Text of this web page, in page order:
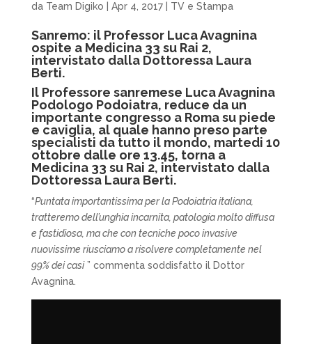
da Team Digiko Apr 4, 2017| TV e Stampa
Sanremo: il Professor Luca Avagnina
ospite a Medicina 33 su Rai 2,
intervistato dalla Dottoressa Laura
Berti.
Il Professore sanremese Luca Avagnina
Podologo Podoiatra, reduce da un
importante congresso a Roma su piede
e caviglia, al quale hanno preso parte
specialisti da tutto il mondo, martedi 10
ottobre dalle ore 13.45, torna a
Medicina 33 su Rai 2, intervistato dalla
Dottoressa Laura Berti.
“Puntata importantissima per la Podoiatria italiana,
tratteremo dell’unghia incarnita, patologia molto diffusa
e fastidiosa, ma che con tecniche poco invasive
nuovissime riusciamo a risolvere completamente nel
99% dei casi” commenta soddisfatto il Dottor
Avagnina.